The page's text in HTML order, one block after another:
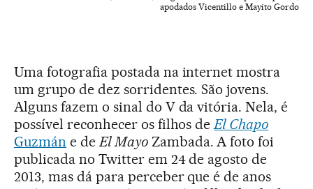
apodados Vicentillo e Mayito Gordo
Uma fotografia postada na internet mostra
um grupo de dez sorridentes. São jovens.
Alguns fazem o sinal do V da vitória. Nela, é
possível reconhecer os filhos de El Chapo
Guzmán e de El MayoZambada. A foto foi
publicada no Twitter em 24 de agosto de
2013, mas dá para perceber que é de anos